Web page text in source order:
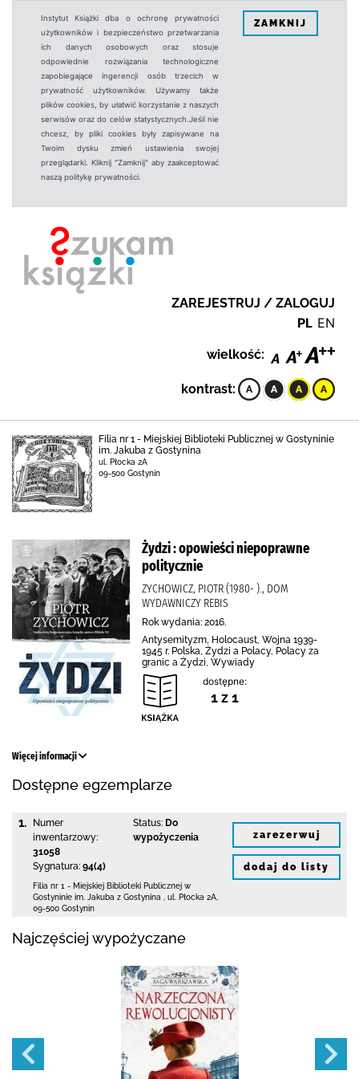
Instytut Książki dba o ochronę prywatności
użytkowników i bezpieczeństwo przetwarzania
ich danych osobowych oraz stosuje
odpowiednie rozwiązania technologiczne
zapobiegające ingerencji osób trzecich w
prywatność użytkowników. Używamy także
plików cookies, by ułatwić korzystanie z naszych
serwisów oraz do celów statystycznych.Jeśli nie
chcesz, by pliki cookies były zapisywane na
Twoim dysku zmień ustawienia swojej
przeglądarki. Kliknij "Zamknij" aby zaakceptować
naszą politykę prywatności.
ZAMKNIJ
ZAREJESTRUJ / ZALOGUJ
PL EN
wielkość:
kontrast:
Filia nr 1 - Miejskiej Biblioteki Publicznej w Gostyninie
im. Jakuba z Gostynina
ul. Płocka 2A
09-500 Gostynin
Żydzi : opowieści niepoprawne
politycznie
ZYCHOWICZ, PIOTR (1980- )., DOM
WYDAWNICZY REBIS
Rok wydania: 2016.
Antysemityzm, Holocaust, Wojna 1939-
1945 r. Polska, Żydzi a Polacy, Polacy za
granic a Żydzi, Wywiady
dostępne:
1 z 1
Więcej informacji
Dostępne egzemplarze
1.
Numer
inwentarzowy:
31058
Sygnatura: 94(4)
Status: Do
wypożyczenia
Filia nr 1 - Miejskiej Biblioteki Publicznej w
Gostyninie im. Jakuba z Gostynina
ul. Płocka 2A
09-500 Gostynin
zarezerwuj
dodaj do listy
Najczęściej wypożyczane